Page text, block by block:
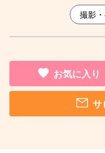
撮影
お気に入り
サ